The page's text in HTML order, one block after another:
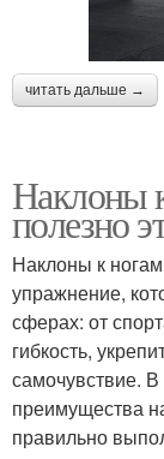
читать дальше →
Наклоны
полезно
Наклоны к
упражнение,
сферах: от
гибкость,
самочувствие.
преимущества
правильно